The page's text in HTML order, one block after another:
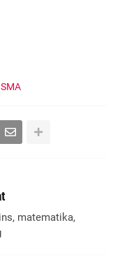
SMA
matematika,